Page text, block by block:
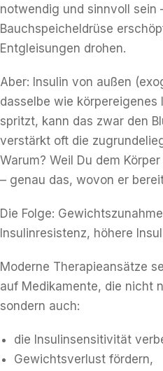
notwendig und sinnvoll sein
Bauchspeicheldrüse
Entgleisungen drohen.
Aber: Insulin von außen
dasselbe wie körpereigenes
spritzt, kann das zwar den
verstärkt oft die
Warum? Weil Du dem
– genau das, wovon er
Die Folge:
Insulinresistenz, höhere
Moderne Therapieansätze
auf Medikamente, die nicht
sondern auch:
die Insulinsensitivität
Gewichtsverlust fördern,